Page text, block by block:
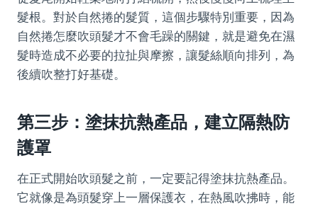
髮根。對於自然捲的髮質，這個步驟特別重要，因為
自然捲怎麼吹頭髮才不會毛躁的關鍵，就是避免在濕
髮時造成不必要的拉扯與摩擦，讓髮絲順向排列，為
後續吹整打好基礎。
第三步：塗抹抗熱產品，建立隔熱防
護罩
在正式開始吹頭髮之前，一定要記得塗抹抗熱產品。
它就像是為頭髮穿上一層保護衣，在熱風吹拂時，能